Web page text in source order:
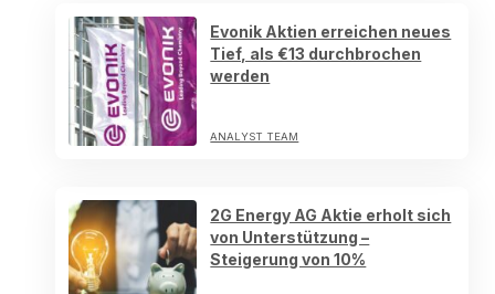
Evonik Aktien erreichen neues
Tief, als €13 durchbrochen
werden
ANALYST TEAM
2G Energy AG Aktie erholt sich
von Unterstützung –
Steigerung von 10%